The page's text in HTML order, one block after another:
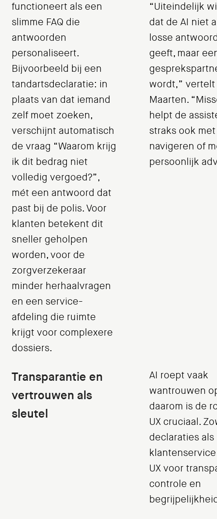
functioneert als een
slimme FAQ die
antwoorden
personaliseert.
Bijvoorbeeld bij een
tandartsdeclaratie: in
plaats van dat iemand
zelf moet zoeken,
verschijnt automatisch
de vraag “Waarom krijg
ik dit bedrag niet
volledig vergoed?”,
mét een antwoord dat
past bij de polis. Voor
klanten betekent dit
sneller geholpen
worden, voor de
zorgverzekeraar
minder herhaalvragen
en een service-
afdeling die ruimte
krijgt voor complexere
dossiers.
“Uiteindelijk
dat de AI niet
losse
geeft, maar
wordt,” vertelt
Maarten.
helpt de
straks ook met
navigeren of
persoonlijk
Transparantie en
vertrouwen als
sleutel
AI roept vaak
wantrouwen
daarom is de
UX cruciaal.
declaraties als
UX voor
controle en